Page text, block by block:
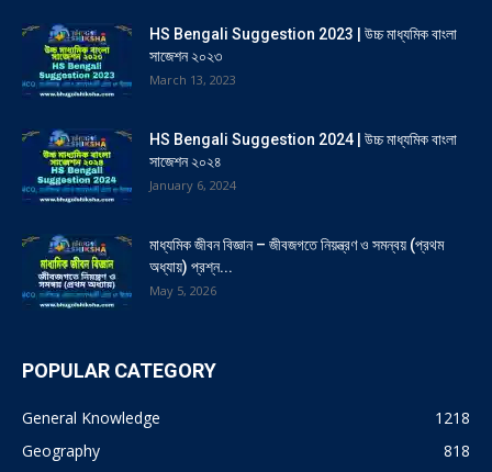
HS Bengali Suggestion 2023 | উচ্চ মাধ্যমিক বাংলা
সাজেশন ২০২৩
March 13, 2023
HS Bengali Suggestion 2024 | উচ্চ মাধ্যমিক বাংলা
সাজেশন ২০২৪
January 6, 2024
মাধ্যমিক জীবন বিজ্ঞান – জীবজগতে নিয়ন্ত্রণ ও সমন্বয় (প্রথম
অধ্যায়) প্রশ্ন...
May 5, 2026
POPULAR CATEGORY
General Knowledge
1218
Geography
818